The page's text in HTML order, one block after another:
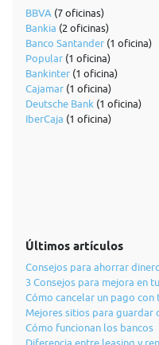
BBVA (7 oficinas)
Bankia (2 oficinas)
Banco Santander (1 oficina)
Popular (1 oficina)
Bankinter (1 oficina)
Cajamar (1 oficina)
Deutsche Bank (1 oficina)
IberCaja (1 oficina)
Últimos artículos
Consejos para ahorrar
3 Consejos para mejora en
Cómo cancelar un pago con
Mejores sitios para guardar
Cómo funcionan los bancos